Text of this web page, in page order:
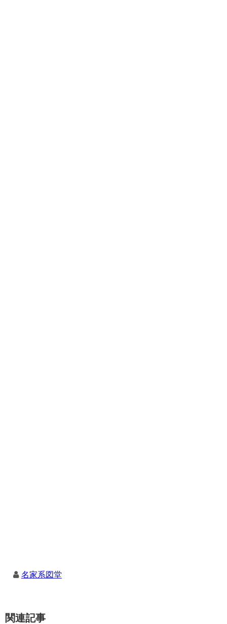
名家系図堂
関連記事